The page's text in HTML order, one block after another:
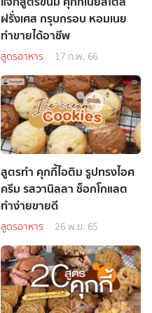
ฝรั่งเศส กรุบกรอบ หอมเนย
ทำขายได้อาชีพ
สูตรอาหาร 17 ก.พ. 66
สูตรทำ คุกกี้ไอติม รูปทรงไอศ
ครีม รสวานิลลา ช็อกโกแลต
ทำง่ายขายดี
สูตรอาหาร 26 พ.ย. 65